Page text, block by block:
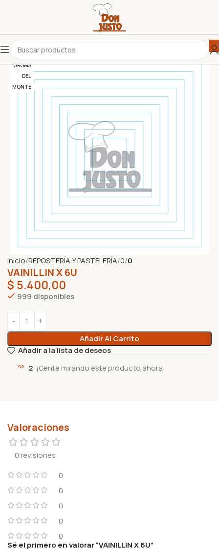
AROMA
DEL
MONTE
Inicio REPOSTERÍA Y PASTELERÍA 0 0
VAINILLIN X 6U
$ 5.400,00
999 disponibles
Añadir Al Carrito
Añadir a la lista de deseos
2 ¡Gente mirando este producto ahora!
Valoraciones
0 revisiones
0
0
0
0
0
Sé el primero en valorar “VAINILLIN X 6U”